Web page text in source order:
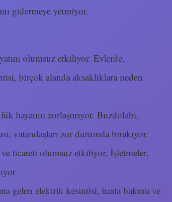
gidermeye yetmiyor.
olumsuz etkiliyor. Evlerde,
birçok alanda aksaklıklara neden
hayatını zorlaştırıyor. Buzdolabı,
vatandaşları zor durumda bırakıyor.
ticareti olumsuz etkiliyor. İşletmeler,
gelen elektrik kesintisi, hasta bakımı ve